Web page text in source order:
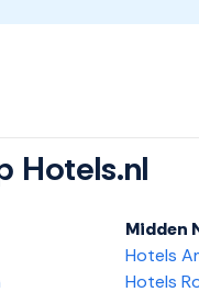
Hotels.nl
Midden
Hotels
Hotels